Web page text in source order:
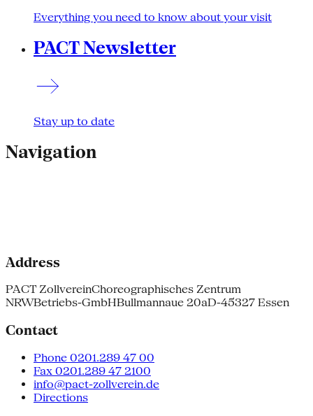
Everything you need to know about your visit
PACT Newsletter
Stay up to date
Navigation
Address
PACT ZollvereinChoreographisches Zentrum
NRWBetriebs-GmbHBullmannaue 20aD-45327 Essen
Contact
Phone 0201.289 47 00
Fax 0201.289 47 2100
info@pact-zollverein.de
Directions